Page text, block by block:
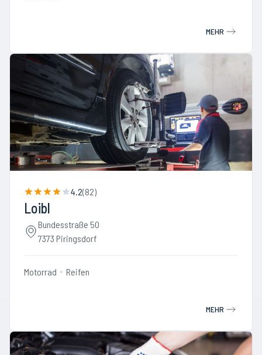
MEHR
4.2(82)
Loibl
Bundesstraße 50
7373 Piringsdorf
Motorrad Reifen
MEHR